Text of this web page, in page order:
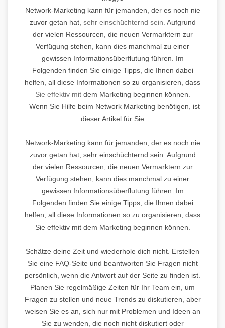
Network-Marketing kann für jemanden, der es noch nie
zuvor getan hat, sehr einschüchternd sein. Aufgrund
der vielen Ressourcen, die neuen Vermarktern zur
Verfügung stehen, kann dies manchmal zu einer
gewissen Informationsüberflutung führen. Im
Folgenden finden Sie einige Tipps, die Ihnen dabei
helfen, all diese Informationen so zu organisieren, dass
Sie effektiv mitdem Marketing beginnen können.
Wenn Sie Hilfe beim Network Marketing benötigen, ist
dieser Artikel für Sie
Network-Marketing kann für jemanden, der es noch nie
zuvor getan hat, sehr einschüchternd sein. Aufgrund
der vielen Ressourcen, die neuen Vermarktern zur
Verfügung stehen, kann dies manchmal zu einer
gewissen Informationsüberflutung führen. Im
Folgenden finden Sie einige Tipps, die Ihnen dabei
helfen, all diese Informationen so zu organisieren, dass
Sie effektiv mit dem Marketing beginnen können.
Schätze deine Zeit und wiederhole dich nicht. Erstellen
Sie eine FAQ-Seite und beantworten Sie Fragen nicht
persönlich, wenn die Antwort auf der Seite zu finden ist.
Planen Sie regelmäßige Zeiten für Ihr Team ein, um
Fragen zu stellen und neue Trends zu diskutieren, aber
weisen Sie es an, sich nur mit Problemen und Ideen an
Sie zu wenden, die noch nicht diskutiert oder